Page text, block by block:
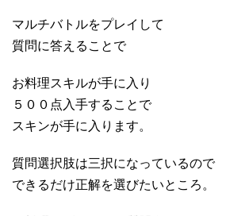
マルチバトルをプレイして
質問に答えることで
お料理スキルが手に入り
５００点入手することで
スキンが手に入ります。
質問選択肢は三択になっているので
できるだけ正解を選びたいところ。